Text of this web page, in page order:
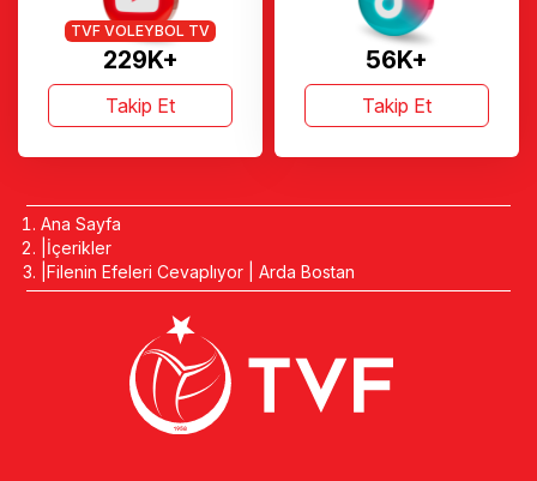
229K+
TVF VOLEYBOL TV
Takip Et
56K+
Takip Et
Ana Sayfa
İçerikler
Filenin Efeleri Cevaplıyor | Arda Bostan